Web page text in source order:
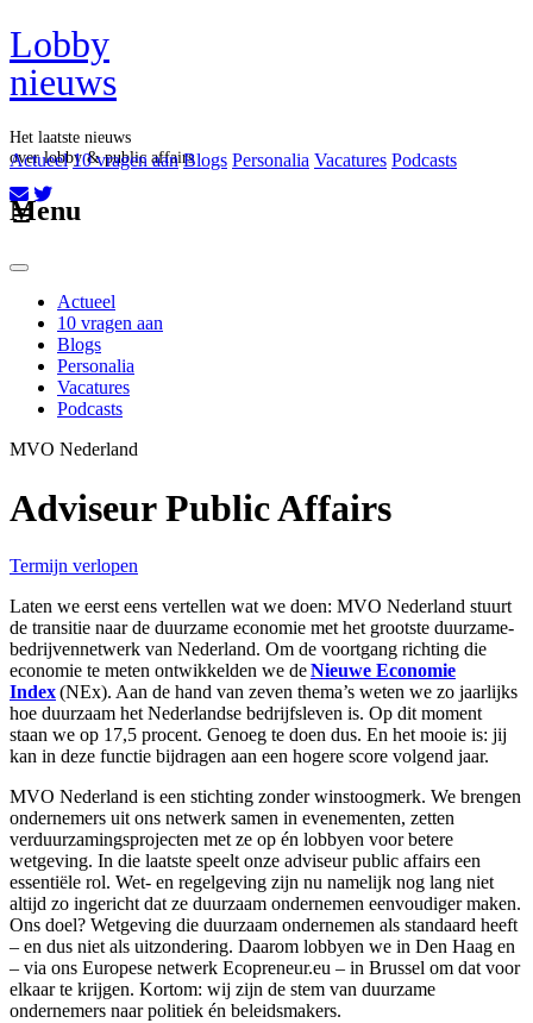
Lobby
nieuws
Het laatste nieuws
over lobby & public affairs
Aboneer op onze nieuwsbrief
Actueel 10 vragen aan Blogs Personalia Vacatures Podcasts
Menu
Actueel
10 vragen aan
Blogs
Personalia
Vacatures
Podcasts
MVO Nederland
Adviseur Public Affairs
Termijn verlopen
Laten we eerst eens vertellen wat we doen: MVO Nederland stuurt
de transitie naar de duurzame economie met het grootste duurzame-
bedrijvennetwerk van Nederland. Om de voortgang richting die
economie te meten ontwikkelden we deNieuwe Economie
Index(NEx). Aan de hand van zeven thema’s weten we zo jaarlijks
hoe duurzaam het Nederlandse bedrijfsleven is. Op dit moment
staan we op 17,5 procent. Genoeg te doen dus. En het mooie is: jij
kan in deze functie bijdragen aan een hogere score volgend jaar.
MVO Nederland is een stichting zonder winstoogmerk. We brengen
ondernemers uit ons netwerk samen in evenementen, zetten
verduurzamingsprojecten met ze op én lobbyen voor betere
wetgeving. In die laatste speelt onze adviseur public affairs een
essentiële rol. Wet- en regelgeving zijn nu namelijk nog lang niet
altijd zo ingericht dat ze duurzaam ondernemen eenvoudiger maken.
Ons doel? Wetgeving die duurzaam ondernemen als standaard heeft
– en dus niet als uitzondering. Daarom lobbyen we in Den Haag en
– via ons Europese netwerk Ecopreneur.eu – in Brussel om dat voor
elkaar te krijgen. Kortom: wij zijn de stem van duurzame
ondernemers naar politiek én beleidsmakers.